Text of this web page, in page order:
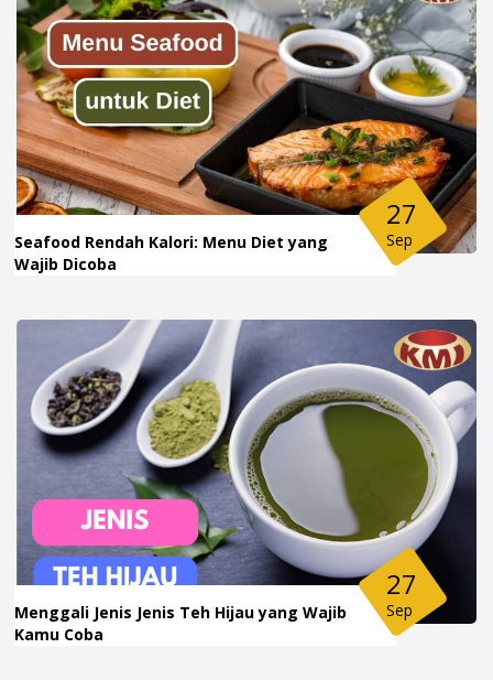
Seafood Rendah Kalori: Menu Diet yang
Wajib Dicoba
27
Sep
Menggali Jenis Jenis Teh Hijau yang Wajib
Kamu Coba
27
Sep